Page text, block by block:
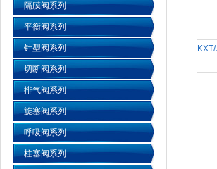
隔膜阀系列
平衡阀系列
针型阀系列
切断阀系列
排气阀系列
旋塞阀系列
呼吸阀系列
柱塞阀系列